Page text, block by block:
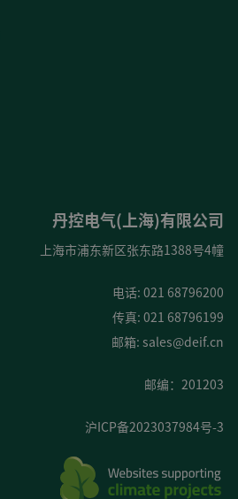
丹控电气(上海)有限公司
上海市浦东新区张东路1388号4幢
电话: 021 68796200
传真: 021 68796199
邮箱: sales@deif.cn
邮编：201203
沪ICP备2023037984号-3